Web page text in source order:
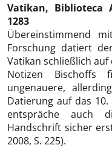
Vatikan, Biblioteca
1283
Übereinstimmend
Forschung datiert
Vatikan schließlich auf
Notizen
ungenauere,
Datierung auf das
entspräche auch
Handschrift sicher
2008, S. 225).